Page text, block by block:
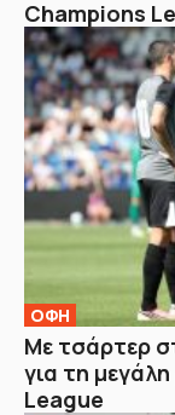
Champions
ΟΦΗ
Με τσάρτερ
για τη
League